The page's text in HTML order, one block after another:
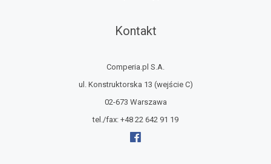
Kontakt
Comperia.pl S.A.
ul. Konstruktorska 13 (wejście C)
02-673 Warszawa
tel./fax: +48 22 642 91 19